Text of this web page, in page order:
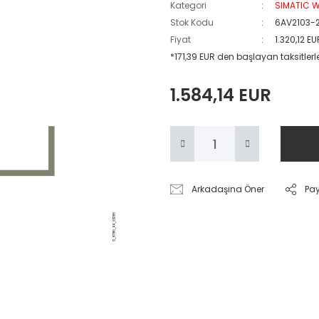
Kategori
SIMATIC
Stok Kodu
Fiyat
1.320,12
*171,39 EUR den başlayan
1.584,14 EUR
Arkadaşına Öner